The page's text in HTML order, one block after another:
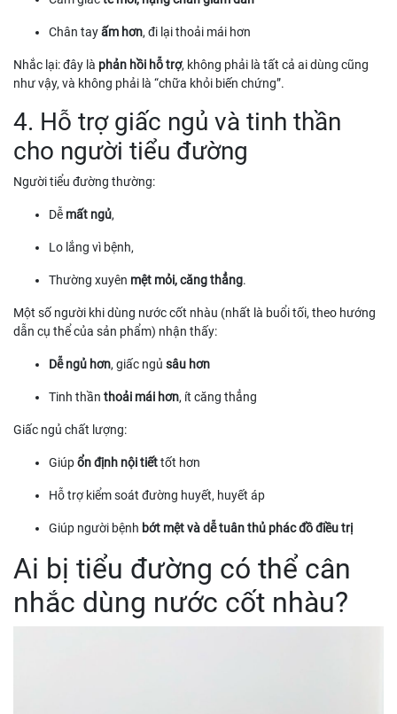
Chân tayấm hơn, đi lại thoải mái hơn
Nhắc lại: đây là phản hồi hỗ trợ, không phải là tất cả ai dùng cũng
như vậy, và không phải là “chữa khỏi biến chứng”.
4. Hỗ trợ giấc ngủ và tinh thần
cho người tiểu đường
Người tiểu đường thường:
Dễ mất ngủ,
Lo lắng vì bệnh,
Thường xuyên mệt mỏi, căng thẳng.
Một số người khi dùng nước cốt nhàu (nhất là buổi tối, theo hướng
dẫn cụ thể của sản phẩm) nhận thấy:
Dễ ngủ hơn, giấc ngủ sâu hơn
Tinh thần thoải mái hơn, ít căng thẳng
Giấc ngủ chất lượng:
Giúpổn định nội tiếttốt hơn
Hỗ trợ kiểm soát đường huyết, huyết áp
Giúp người bệnh bớt mệt và dễ tuân thủ phác đồ điều trị
Ai bị tiểu đường có thể cân
nhắc dùng nước cốt nhàu?